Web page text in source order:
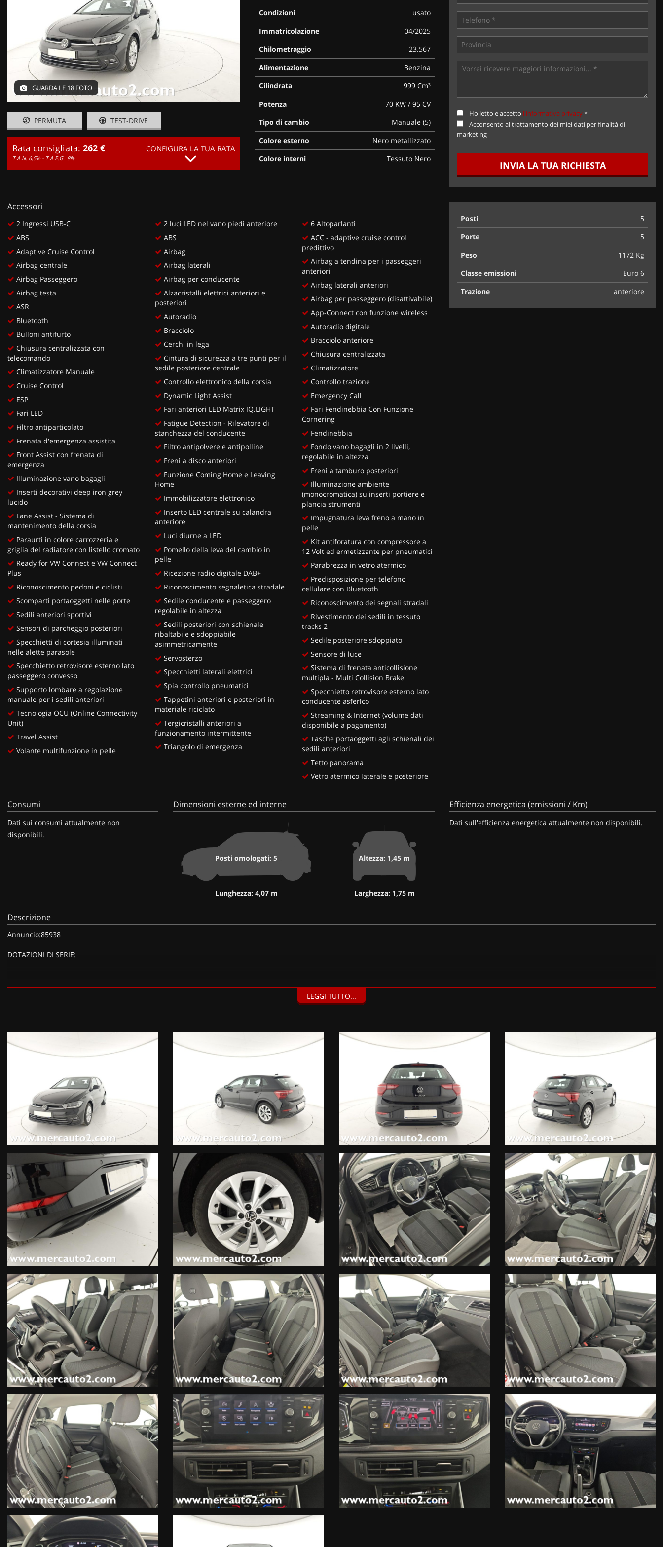
GUARDA LE 18 FOTO
PERMUTA TEST-DRIVE
Rata consigliata: 262 €
T.A.N. 6,5% - T.A.E.G. 8%
CONFIGURA LA TUA RATA
Condizioni
usato
Immatricolazione
04/2025
Chilometraggio
23.567
Alimentazione
Benzina
Cilindrata
999 Cm³
Potenza
70 KW / 95 CV
Tipo di cambio
Manuale (5)
Colore esterno
Nero metallizzato
Colore interni
Tessuto Nero
Ho letto e accetto l'informativa privacy*
Acconsento al trattamento dei miei dati per finalità di
marketing
INVIA LA TUA RICHIESTA
Accessori
2 Ingressi USB-C
ABS
Adaptive Cruise Control
Airbag centrale
Airbag Passeggero
Airbag testa
ASR
Bluetooth
Bulloni antifurto
Chiusura centralizzata con
telecomando
Climatizzatore Manuale
Cruise Control
ESP
Fari LED
Filtro antiparticolato
Frenata d'emergenza assistita
Front Assist con frenata di
emergenza
Illuminazione vano bagagli
Inserti decorativi deep iron grey
lucido
Lane Assist - Sistema di
mantenimento della corsia
Paraurti in colore carrozzeria e
griglia del radiatore con listello cromato
Ready for VW Connect e VW Connect
Plus
Riconoscimento pedoni e ciclisti
Scomparti portaoggetti nelle porte
Sedili anteriori sportivi
Sensori di parcheggio posteriori
Specchietti di cortesia illuminati
nelle alette parasole
Specchietto retrovisore esterno lato
passeggero convesso
Supporto lombare a regolazione
manuale per i sedili anteriori
Tecnologia OCU (Online Connectivity
Unit)
Travel Assist
Volante multifunzione in pelle
2 luci LED nel vano piedi anteriore
ABS
Airbag
Airbag laterali
Airbag per conducente
Alzacristalli elettrici anteriori e
posteriori
Autoradio
Bracciolo
Cerchi in lega
Cintura di sicurezza a tre punti per il
sedile posteriore centrale
Controllo elettronico della corsia
Dynamic Light Assist
Fari anteriori LED Matrix IQ.LIGHT
Fatigue Detection - Rilevatore di
stanchezza del conducente
Filtro antipolvere e antipolline
Freni a disco anteriori
Funzione Coming Home e Leaving
Home
Immobilizzatore elettronico
Inserto LED centrale su calandra
anteriore
Luci diurne a LED
Pomello della leva del cambio in
pelle
Ricezione radio digitale DAB+
Riconoscimento segnaletica stradale
Sedile conducente e passeggero
regolabile in altezza
Sedili posteriori con schienale
ribaltabile e sdoppiabile
asimmetricamente
Servosterzo
Specchietti laterali elettrici
Spia controllo pneumatici
Tappetini anteriori e posteriori in
materiale riciclato
Tergicristalli anteriori a
funzionamento intermittente
Triangolo di emergenza
6 Altoparlanti
ACC - adaptive cruise control
predittivo
Airbag a tendina per i passeggeri
anteriori
Airbag laterali anteriori
Airbag per passeggero (disattivabile)
App-Connect con funzione wireless
Autoradio digitale
Bracciolo anteriore
Chiusura centralizzata
Climatizzatore
Controllo trazione
Emergency Call
Fari Fendinebbia Con Funzione
Cornering
Fendinebbia
Fondo vano bagagli in 2 livelli,
regolabile in altezza
Freni a tamburo posteriori
Illuminazione ambiente
(monocromatica) su inserti portiere e
plancia strumenti
Impugnatura leva freno a mano in
pelle
Kit antiforatura con compressore a
12 Volt ed ermetizzante per pneumatici
Parabrezza in vetro atermico
Predisposizione per telefono
cellulare con Bluetooth
Riconoscimento dei segnali stradali
Rivestimento dei sedili in tessuto
tracks 2
Sedile posteriore sdoppiato
Sensore di luce
Sistema di frenata anticollisione
multipla - Multi Collision Brake
Specchietto retrovisore esterno lato
conducente asferico
Streaming & Internet (volume dati
disponibile a pagamento)
Tasche portaoggetti agli schienali dei
sedili anteriori
Tetto panorama
Vetro atermico laterale e posteriore
Posti
5
Porte
5
Peso
1172 Kg
Classe emissioni
Euro 6
Trazione
anteriore
Consumi
Dati sui consumi attualmente non
disponibili.
Dimensioni esterne ed interne
Posti omologati: 5
Lunghezza: 4,07 m
Altezza: 1,45 m
Larghezza: 1,75 m
Efficienza energetica (emissioni / Km)
Dati sull'efficienza energetica attualmente non disponibili.
Descrizione
Annuncio:85938
DOTAZIONI DI SERIE:
Keyless - Sistema di apertura/chiusura e avviamento senza chiavi, Climatizzatore automatico bizona Climatronic, Safety Pack, Tech Pack (Style) (1235 EUR), Keyless - Sistema di apertura/chiusura e
LEGGI TUTTO...